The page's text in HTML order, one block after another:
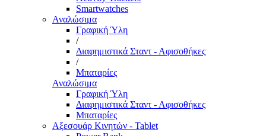
Smartwatches
Αναλώσιμα
Γραφική Ύλη
/
Διαφημιστικά Σταντ - Αφισοθήκες
/
Μπαταρίες
Αναλώσιμα
Γραφική Ύλη
Διαφημιστικά Σταντ - Αφισοθήκες
Μπαταρίες
Αξεσουάρ Κινητών - Tablet